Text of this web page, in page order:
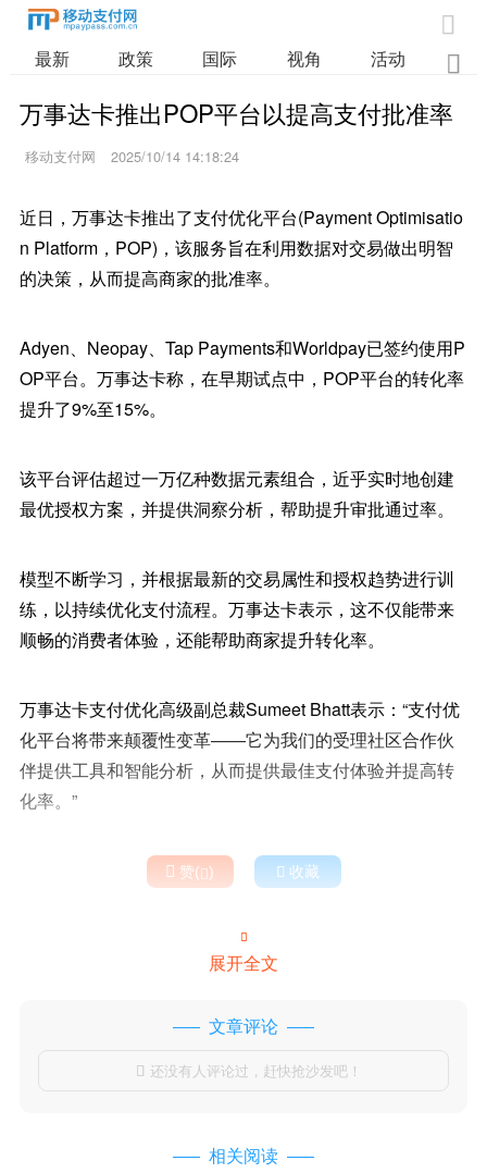

最新 政策 国际 视角 活动 业

万事达卡推出POP平台以提高支付批准率
移动支付网 2025/10/14 14:18:24
近日，万事达卡推出了支付优化平台(Payment Optimisatio
n Platform，POP)，该服务旨在利用数据对交易做出明智
的决策，从而提高商家的批准率。
Adyen、Neopay、Tap Payments和Worldpay已签约使用P
OP平台。万事达卡称，在早期试点中，POP平台的转化率
提升了9%至15%。
该平台评估超过一万亿种数据元素组合，近乎实时地创建
最优授权方案，并提供洞察分析，帮助提升审批通过率。
模型不断学习，并根据最新的交易属性和授权趋势进行训
练，以持续优化支付流程。万事达卡表示，这不仅能带来
顺畅的消费者体验，还能帮助商家提升转化率。
万事达卡支付优化高级副总裁Sumeet Bhatt表示：“支付优
化平台将带来颠覆性变革——它为我们的受理社区合作伙
伴提供工具和智能分析，从而提供最佳支付体验并提高转
化率。”
 赞()  收藏

展开全文
文章评论
 还没有人评论过，赶快抢沙发吧！
相关阅读